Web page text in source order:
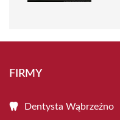
FIRMY
Dentysta Wąbrzeźno